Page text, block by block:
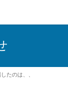
たのは、、